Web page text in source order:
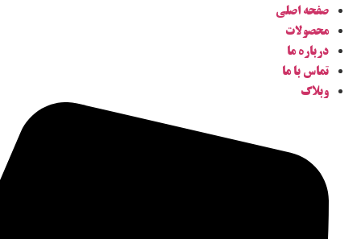
صفحه اصلی
محصولات
درباره ما
تماس با ما
وبلاگ